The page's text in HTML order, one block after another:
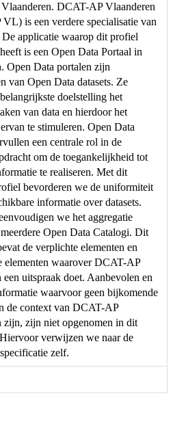
DCAT-AP Vlaanderen
is een verdere specialisatie van
applicatie waarop dit profiel
is een Open Data Portaal in
Open Data portalen zijn
van Open Data datasets. Ze
doelstelling het
van data en hierdoor het
te stimuleren. Open Data
een centrale rol in de
om de toegankelijkheid tot
te realiseren. Met dit
bevorderen we de uniformiteit
informatie over datasets.
we het aggregatie
Open Data Catalogi. Dit
de verplichte elementen en
elementen waarover DCAT-AP
een uitspraak doet. Aanbevolen en
waarvoor geen bijkomende
de context van DCAT-AP
zijn, zijn niet opgenomen in dit
verwijzen we naar de
zelf.